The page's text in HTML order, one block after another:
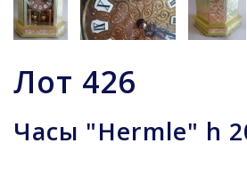
Лот 426
Часы "Hermle" h